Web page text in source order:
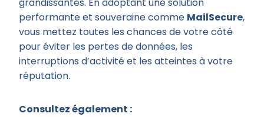
performante et souveraine comme MailSecure,
vous mettez toutes les chances de votre côté
pour éviter les pertes de données, les
interruptions d’activité et les atteintes à votre
réputation.
Consultez également :